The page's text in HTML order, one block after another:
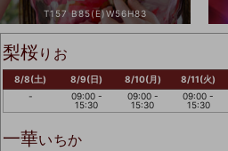
T157 B85(E)W56H83
梨桜りお
8/8(土)
-
8/9(日)
09:00 -
15:30
8/10(月)
09:00 -
15:30
8/11(火)
09:00 -
15:30
一華いちか